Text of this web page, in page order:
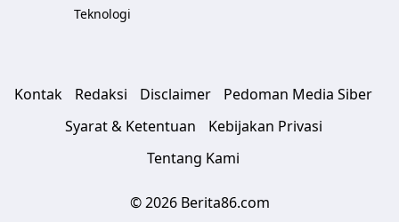
Teknologi
Kontak Redaksi Disclaimer
Pedoman Media Siber
Syarat & Ketentuan
Kebijakan Privasi
Tentang Kami
© 2026 Berita86.com